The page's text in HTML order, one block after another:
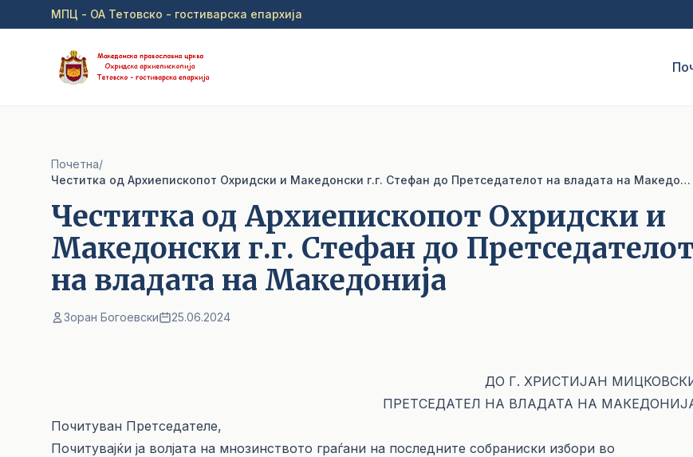
Прејди на главна содржина
МПЦ - ОА Тетовско - гостиварска епархија
Почетна/
Честитка од Архиепископот Охридски и Македонски г.г. Стефан до Претседателот на владата на Македонија
Честитка од Архиепископот Охридски и
Македонски г.г. Стефан до
на владата на Македонија
Зоран Богоевски 25.06.2024
ДО Г. ХРИСТИЈАН
ПРЕТСЕДАТЕЛ НА ВЛАДАТА НА
Почитуван Претседателе,
Почитувајќи ја волјата на мнозинството граѓани на последните собраниски избори во